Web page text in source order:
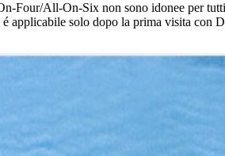
Four/All-On-Six non sono idonee per
applicabile solo dopo la prima visita con